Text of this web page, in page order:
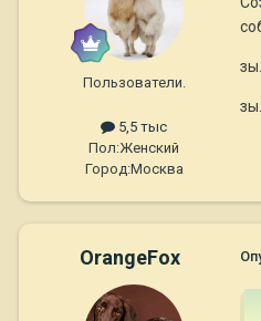
Пользователи.
5,5 тыс
Пол:Женский
Город:Москва
OrangeFox